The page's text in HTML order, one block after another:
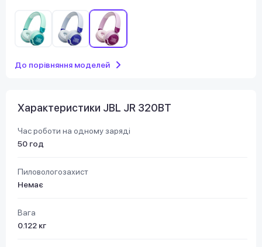
До порівняння моделей
Характеристики JBL JR 320BT
Час роботи на одному заряді
50 год
Пиловологозахист
Немає
Вага
0.122 кг